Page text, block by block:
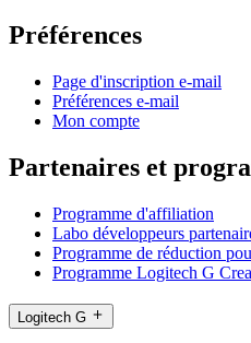
Préférences
Page d'inscription e-mail
Préférences e-mail
Mon compte
Partenaires et
Programme d'affiliation
Labo développeurs
Programme de réduction
Programme Logitech G
Logitech G